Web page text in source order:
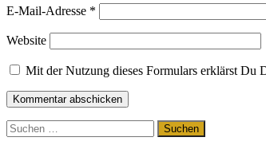
E-Mail-Adresse *
Website
Mit der Nutzung dieses Formulars erklärst Du
Suchen
nach: